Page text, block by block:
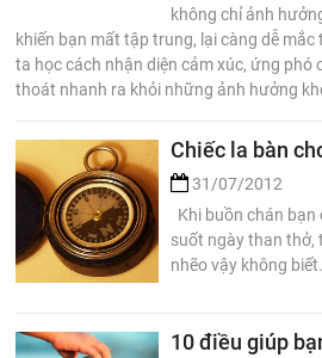
không chỉ ảnh
khiến bạn mất tập trung, lại càng dễ mắc
ta học cách nhận diện cảm xúc, ứng phó
thoát nhanh ra khỏi những ảnh hưởng
Chiếc la bàn
31/07/2012
Khi buồn chán bạn
suốt ngày than thở,
nhẽo vậy không biết.
10 điều giúp